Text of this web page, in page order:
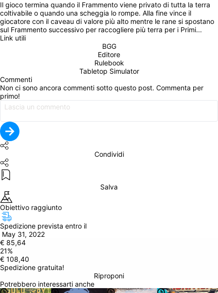
Il gioco termina quando il Frammento viene privato di tutta la terra
coltivabile o quando una scheggia lo rompe. Alla fine vince il
giocatore con il caveau di valore più alto mentre le rane si spostano
sul Frammento successivo per raccogliere più terra per i Primi...
Link utili
BGG
Editore
Rulebook
Tabletop Simulator
Commenti
Non ci sono ancora commenti sotto questo post. Commenta per
primo!
Condividi
Salva
Obiettivo raggiunto
Spedizione prevista entro il
May 31, 2022
€ 85,64
21%
€ 108,40
Spedizione gratuita!
Riproponi
Potrebbero interessarti anche